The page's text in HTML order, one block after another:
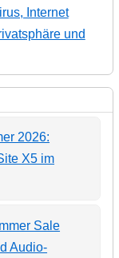
Internet
und
2026:
X5 im
Sale
Audio-